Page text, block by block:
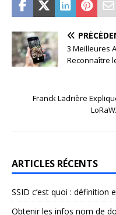
3 Meilleures
Reconnaître
Franck Ladrière
ARTICLES RÉCENTS
SSID c’est quoi : définition
Obtenir les infos nom de